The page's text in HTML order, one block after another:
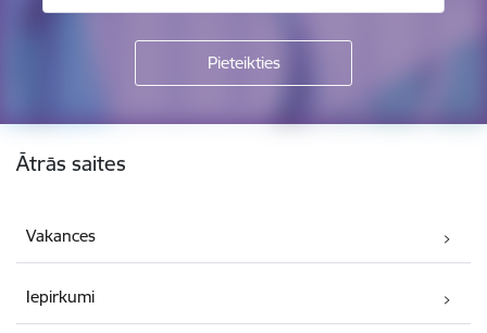
Kājene
Ātrās saites
Vakances
Iepirkumi